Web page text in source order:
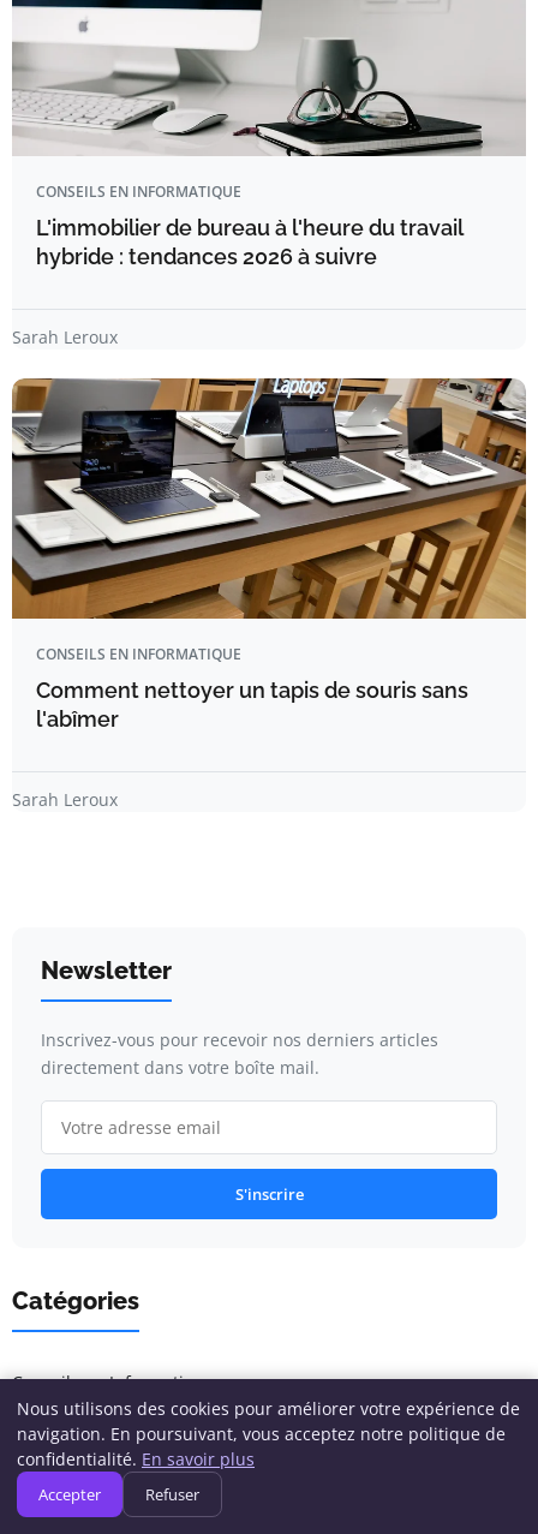
CONSEILS EN INFORMATIQUE
L'immobilier de bureau à l'heure du travail
hybride : tendances 2026 à suivre
Sarah Leroux
CONSEILS EN INFORMATIQUE
Comment nettoyer un tapis de souris sans
l'abîmer
Sarah Leroux
Newsletter
Inscrivez-vous pour recevoir nos derniers articles
directement dans votre boîte mail.
S'inscrire
Catégories
Conseils en Informatique
Cybersécurité
Développement & Programmation
Nous utilisons des cookies pour améliorer votre expérience de
navigation. En poursuivant, vous acceptez notre politique de
confidentialité. En savoir plus
Accepter Refuser